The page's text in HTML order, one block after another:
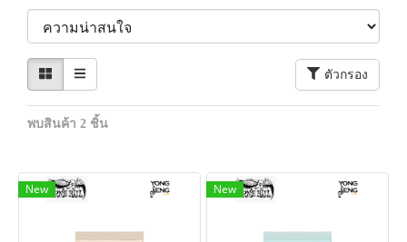
ตัวกรอง
พบสินค้า 2 ชิ้น
New New